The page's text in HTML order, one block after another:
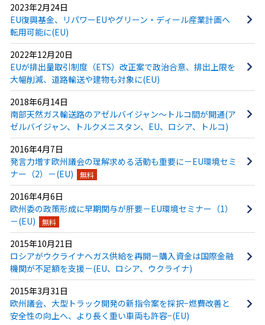
2023年2月24日
EU復興基金、リパワーEUやグリーン・ディール産業計画へ
転用可能に(EU)
2022年12月20日
EUが排出量取引制度（ETS）改正案で政治合意、排出上限を
大幅削減、道路輸送や建物も対象に(EU)
2018年6月14日
南部天然ガス輸送路のアゼルバイジャン～トルコ間が開通(ア
ゼルバイジャン、トルクメニスタン、EU、ロシア、トルコ)
2016年4月7日
発言力増す欧州議会の理解求める活動も重要に－EU環境セミ
ナー（2）－(EU)
無料
2016年4月6日
欧州委の政策形成に早期関与が肝要－EU環境セミナー（1）
－(EU)
無料
2015年10月21日
ロシアがウクライナへガス供給を再開－購入資金は国際金融
機関が不足額を支援－(EU、ロシア、ウクライナ)
2015年3月31日
欧州議会、大型トラック開発の新指令案を採択−燃費改善と
安全性の向上へ、より長く重い車両も許容−(EU)